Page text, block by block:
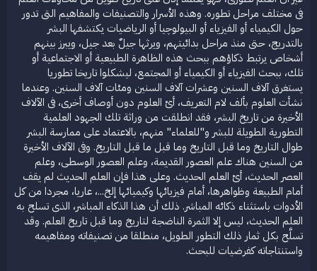
فى مختلف مراحل تطوره. وهذه الأسرار والتصنيفات والمفاهيم التى تدور
حول الكيمياء أو الفيزياء أو البيولوچيا أو الرياضيات يكتشفها البشر
بالتدريج، حتى منذ مراحل بدائيتهم، ويرثها جيلٌ بعد جيل، ويبرز بينهم
أشخاص يرتبط ذكاؤهم ببحث هذه الظاهرة الطبيعية أو الاجتماعية أو
تلك، ببحث الفيزياء أو الكيمياء أو المجتمع، ليشكلوا تاريخا تطوريا
يستغرق آلاف السنين وعشرات آلاف السنين ومئات آلاف السنين. وعندما
نشأت العلوم بألف لام التعريف، أىْ العلوم دون أوصاف أخرى، فى الآلاف
الأخيرة من تاريخ البشر، فقد انطلقت من وراثة تلك الجهود العلمية
التطورية الطويلة للبشر و"للعلماء" منهم، بالاعتماد على ممارسة البشر
طوال التاريخ وما قبل التاريخ وما قبل ما قبل التاريخ. وفى الآلاف الأخيرة
من السنين هناك علم العصور القديمة، وعلم العصور الوسطى، وعلم
العصر الحديث، أىْ العلم الحديث. وعلى هذا فإن العلم الحديث لم يقف
أمام الطبيعة وظواهرها، أمام فيزيائها وكيميائها إلخ...، عاريا، مجردا من كل
الأدوات باستثناء ذكائه المباشر. ذلك أن هذا الذكاء المباشر، الذى تسلح به
العلم الحديث، ليس إلا الثمرة الناضجة لتاريخ وما قبل تاريخ العلم. وقد
تسلَّح بكل ثمار ذلك التطور الطويل، منطلقا من تصنيفاته ومفاهيمه
واستنتاجاته كفرضيات للبحث.